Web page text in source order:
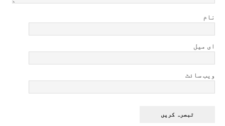
نام
ای میل
ویب سائٹ